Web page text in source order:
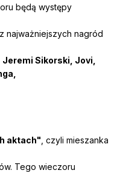
będą występy
najważniejszych nagród
Sikorski, Jovi,
aktach" , czyli mieszanka
Tego wieczoru